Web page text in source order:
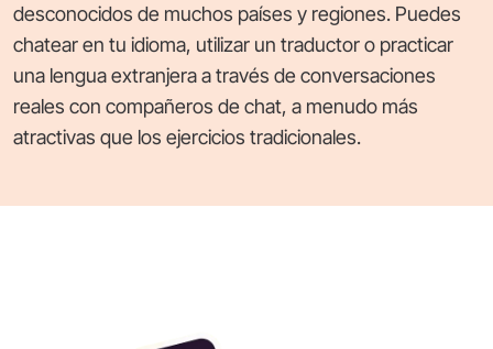
desconocidos de muchos países y regiones. Puedes
chatear en tu idioma, utilizar un traductor o practicar
una lengua extranjera a través de conversaciones
reales con compañeros de chat, a menudo más
atractivas que los ejercicios tradicionales.